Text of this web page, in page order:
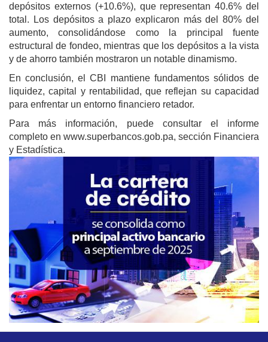
depósitos externos (+10.6%), que representan 40.6% del
total. Los depósitos a plazo explicaron más del 80% del
aumento, consolidándose como la principal fuente
estructural de fondeo, mientras que los depósitos a la vista
y de ahorro también mostraron un notable dinamismo.
En conclusión, el CBI mantiene fundamentos sólidos de
liquidez, capital y rentabilidad, que reflejan su capacidad
para enfrentar un entorno financiero retador.
Para más información, puede consultar el informe
completo en www.superbancos.gob.pa, sección Financiera
y Estadística.
Image